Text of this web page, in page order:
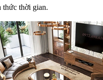
thức thời gian.